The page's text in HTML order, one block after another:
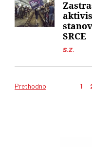
S.Z.
SRCE
Prethodno 1